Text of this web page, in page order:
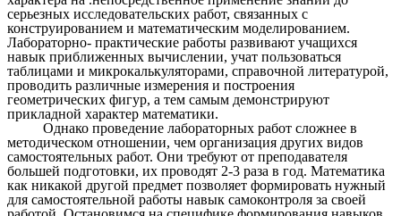
серьезных исследовательских работ, связанных с
конструированием и математическим моделированием.
Лабораторно- практические работы развивают учащихся
навык приближенных вычислении, учат пользоваться
таблицами и микрокалькуляторами, справочной литературой,
проводить различные измерения и построения
геометрических фигур, а тем самым демонстрируют
прикладной характер математики.
Однако проведение лабораторных работ сложнее в
методическом отношении, чем организация других видов
самостоятельных работ. Они требуют от преподавателя
большей подготовки, их проводят 2-3 раза в год. Математика
как никакой другой предмет позволяет формировать нужный
для самостоятельной работы навык самоконтроля за своей